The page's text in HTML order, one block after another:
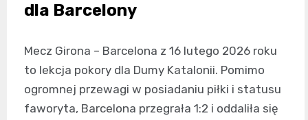
dla Barcelony
Mecz Girona – Barcelona z 16 lutego 2026 roku
to lekcja pokory dla Dumy Katalonii. Pomimo
ogromnej przewagi w posiadaniu piłki i statusu
faworyta, Barcelona przegrała 1:2 i oddaliła się